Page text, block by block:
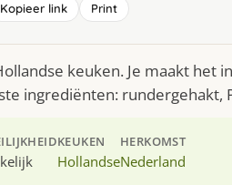
Kopieer link Print
keuken. Je maakt het
ingrediënten: rundergehakt,
KEUKEN
Hollandse
HERKOMST
Nederland